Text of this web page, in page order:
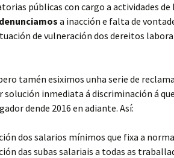
públicas con cargo a actividades de
a inacción e falta de
de vulneración dos dereitos
tamén esiximos unha serie de
solución inmediata á discriminación á
dende 2016 en adiante. Así:
dos salarios mínimos que fixa a
das subas salariais a todas as